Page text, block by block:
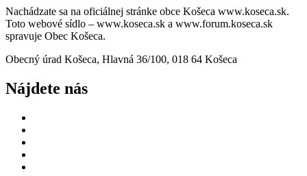
Nachádzate sa na oficiálnej stránke obce Košeca www.koseca.sk.
Toto webové sídlo – www.koseca.sk a www.forum.koseca.sk
spravuje Obec Košeca.
Obecný úrad Košeca, Hlavná 36/100, 018 64 Košeca
Nájdete nás